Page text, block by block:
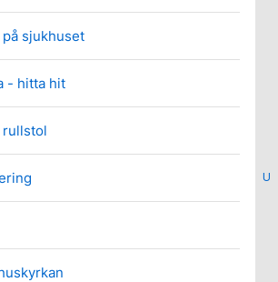
U
på sjukhuset
- hitta hit
rullstol